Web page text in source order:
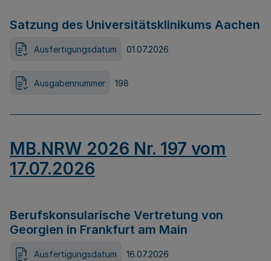
Satzung des Universitätsklinikums Aachen
Ausfertigungsdatum 01.07.2026
Ausgabennummer 198
MB.NRW 2026 Nr. 197 vom
17.07.2026
Berufskonsularische Vertretung von
Georgien in Frankfurt am Main
Ausfertigungsdatum 16.07.2026